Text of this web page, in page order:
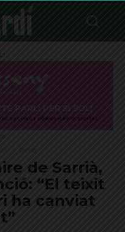
de Sarrià,
“El teixit
ha canviat